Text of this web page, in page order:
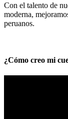
Con el talento de
moderna,
peruanos.
¿Cómo creo mi